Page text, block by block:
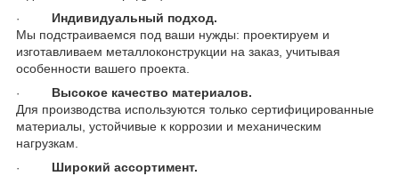
·
Индивидуальный подход.
Мы подстраиваемся под ваши нужды: проектируем и
изготавливаем металлоконструкции на заказ, учитывая
особенности вашего проекта.
·
Высокое качество материалов.
Для производства используются только сертифицированные
материалы, устойчивые к коррозии и механическим
нагрузкам.
·
Широкий ассортимент.